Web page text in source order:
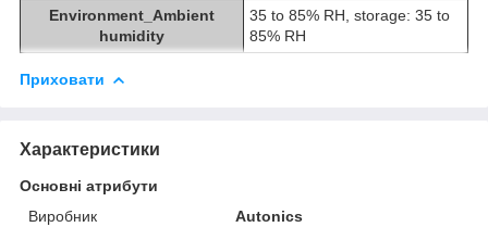
Environment_Ambient
humidity
35 to 85% RH, storage: 35 to
85% RH
Приховати
Характеристики
Основні атрибути
Виробник
Autonics